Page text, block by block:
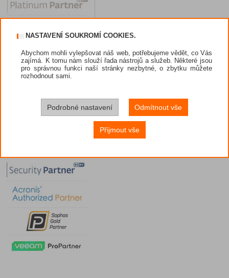
NASTAVENÍ SOUKROMÍ COOKIES.
Abychom mohli vylepšovat náš web, potřebujeme vědět, co Vás
zajímá. K tomu nám slouží řada nástrojů a služeb. Některé jsou
pro správnou funkci naší stránky nezbytné, o zbytku můžete
rozhodnout sami.
Podrobné nastavení Odmítnout vše
Přijmout vše